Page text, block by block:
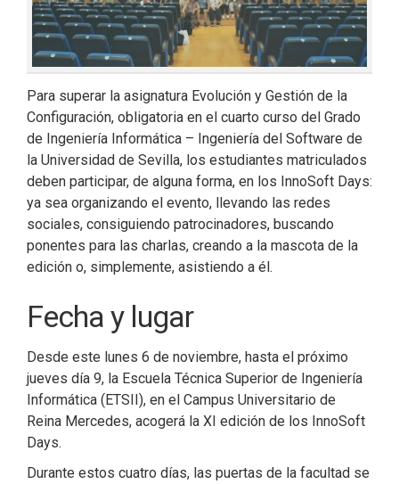
Para superar la asignatura Evolución y Gestión de la
Configuración, obligatoria en el cuarto curso del Grado
de Ingeniería Informática – Ingeniería del Software de
la Universidad de Sevilla, los estudiantes matriculados
deben participar, de alguna forma, en los InnoSoft Days:
ya sea organizando el evento, llevando las redes
sociales, consiguiendo patrocinadores, buscando
ponentes para las charlas, creando a la mascota de la
edición o, simplemente, asistiendo a él.
Fecha y lugar
Desde este lunes 6 de noviembre, hasta el próximo
jueves día 9, la Escuela Técnica Superior de Ingeniería
Informática (ETSII), en el Campus Universitario de
Reina Mercedes, acogerá la XI edición de los InnoSoft
Days.
Durante estos cuatro días, las puertas de la facultad se